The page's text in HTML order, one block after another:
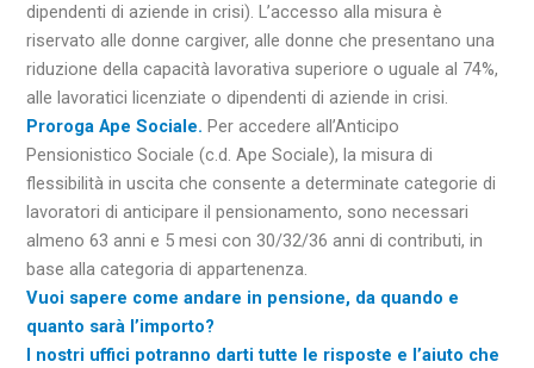
dipendenti di aziende in crisi). L’accesso alla misura è
riservato alle donne cargiver, alle donne che presentano una
riduzione della capacità lavorativa superiore o uguale al 74%,
alle lavoratici licenziate o dipendenti di aziende in crisi.
Proroga Ape Sociale.Per accedere all’Anticipo
Pensionistico Sociale (c.d. Ape Sociale), la misura di
flessibilità in uscita che consente a determinate categorie di
lavoratori di anticipare il pensionamento, sono necessari
almeno 63 anni e 5 mesi con 30/32/36 anni di contributi, in
base alla categoria di appartenenza.
Vuoi sapere come andare in pensione, da quando e
quanto sarà l’importo?
I nostri uffici potranno darti tutte le risposte e l’aiuto che